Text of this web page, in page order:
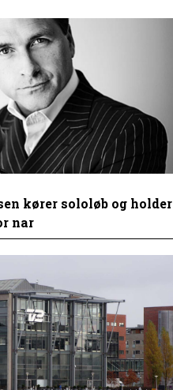
kører sololøb og holder
nar